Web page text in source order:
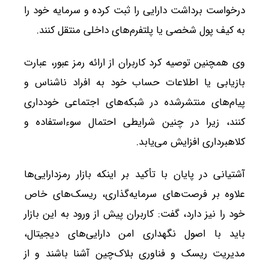
درخواست برداشت دارایی را ثبت کرده و سرمایه خود را
به کیف پول شخصی یا پلتفرم‌های داخلی منتقل کنند.
وی همچنین توصیه کرد کاربران از ارائه رمز عبور، عبارت
بازیابی یا اطلاعات حساب خود به افراد ناشناس و
پیام‌های منتشرشده در شبکه‌های اجتماعی خودداری
کنند، زیرا در چنین شرایطی احتمال سوءاستفاده و
کلاهبرداری افزایش می‌یابد.
آشتیانی در پایان با تأکید بر اینکه بازار رمزدارایی‌ها
علاوه بر فرصت‌های سرمایه‌گذاری، ریسک‌های خاص
خود را نیز دارد، گفت: کاربران پیش از ورود به این بازار
باید با اصول نگهداری امن دارایی‌های دیجیتال،
مدیریت ریسک و فناوری بلاک‌چین آشنا باشند و از